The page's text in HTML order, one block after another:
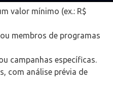
valor mínimo (ex.: R$
membros de programas
campanhas específicas.
com análise prévia de